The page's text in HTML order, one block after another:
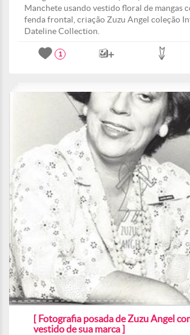
Manchete usando vestido floral de mangas
fenda frontal, criação Zuzu Angel coleção
Dateline Collection.
1
[ Fotografia posada de Zuzu Angel
vestido de sua marca ]